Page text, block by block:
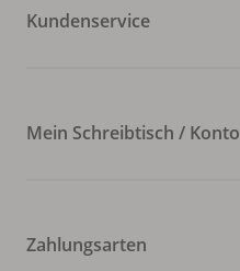
Kundenservice
Mein Schreibtisch / Konto
Zahlungsarten